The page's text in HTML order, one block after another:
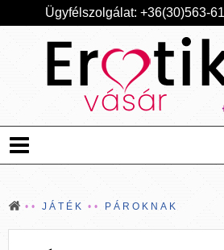
Ügyfélszolgálat: +36(30)563-
JÁTÉK PÁROKNAK